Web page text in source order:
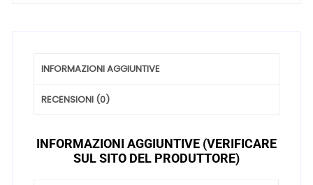
INFORMAZIONI AGGIUNTIVE
RECENSIONI (0)
INFORMAZIONI AGGIUNTIVE (VERIFICARE
SUL SITO DEL PRODUTTORE)